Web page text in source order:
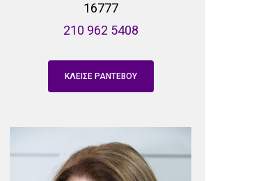
16777
210 962 5408
ΚΛΕΙΣΕ ΡΑΝΤΕΒΟΥ